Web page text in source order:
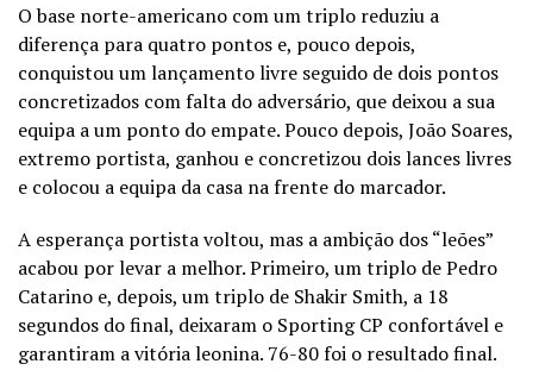
O base norte-americano com um triplo reduziu a
diferença para quatro pontos e, pouco depois,
conquistou um lançamento livre seguido de dois pontos
concretizados com falta do adversário, que deixou a sua
equipa a um ponto do empate. Pouco depois, João Soares,
extremo portista, ganhou e concretizou dois lances livres
e colocou a equipa da casa na frente do marcador.
A esperança portista voltou, mas a ambição dos “leões”
acabou por levar a melhor. Primeiro, um triplo de Pedro
Catarino e, depois, um triplo de Shakir Smith, a 18
segundos do final, deixaram o Sporting CP confortável e
garantiram a vitória leonina. 76-80 foi o resultado final.